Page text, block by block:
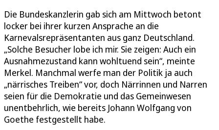
Die Bundeskanzlerin gab sich am Mittwoch betont
locker bei ihrer kurzen Ansprache an die
Karnevalsrepräsentanten aus ganz Deutschland.
„Solche Besucher lobe ich mir. Sie zeigen: Auch ein
Ausnahmezustand kann wohltuend sein“, meinte
Merkel. Manchmal werfe man der Politik ja auch
„närrisches Treiben“ vor, doch Närrinnen und Narren
seien für die Demokratie und das Gemeinwesen
unentbehrlich, wie bereits Johann Wolfgang von
Goethe festgestellt habe.